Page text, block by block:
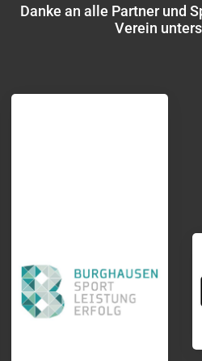
Danke an alle Partner und
Verein